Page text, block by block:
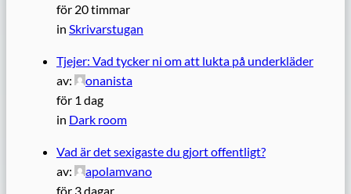
för 20 timmar
in Skrivarstugan
Tjejer: Vad tycker ni om att lukta på underkläder
av:
onanista
för 1 dag
in Dark room
Vad är det sexigaste du gjort offentligt?
av:
apolamvano
för 3 dagar